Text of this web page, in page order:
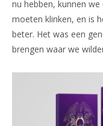
nu hebben, kunnen
moeten klinken, en is
beter. Het was een
brengen waar we